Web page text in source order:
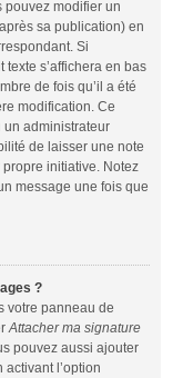
pouvez modifier un
sa publication) en
Si
s’affichera en bas
de fois qu’il a été
modification. Ce
un administrateur
de laisser une note
initiative. Notez
message une fois que
?
votre panneau de
Attacher ma signature
pouvez aussi ajouter
l’option